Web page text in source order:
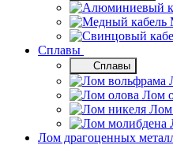
Сплавы
Сплавы
Лом
Лом
Лом драгоценных